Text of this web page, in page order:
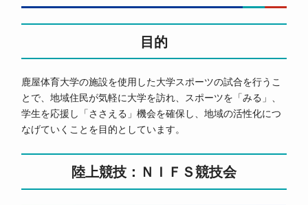
目的
鹿屋体育大学の施設を使用した大学スポーツの試合を行うこ
とで、地域住民が気軽に大学を訪れ、スポーツを「みる」、
学生を応援し「ささえる」機会を確保し、地域の活性化につ
なげていくことを目的としています。
陸上競技：ＮＩＦＳ競技会